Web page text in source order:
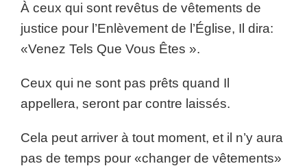
À ceux qui sont revêtus de vêtements de
justice pour l’Enlèvement de l’Église, Il dira:
«Venez Tels Que Vous Êtes ».
Ceux qui ne sont pas prêts quand Il
appellera, seront par contre laissés.
Cela peut arriver à tout moment, et il n’y aura
pas de temps pour «changer de vêtements»